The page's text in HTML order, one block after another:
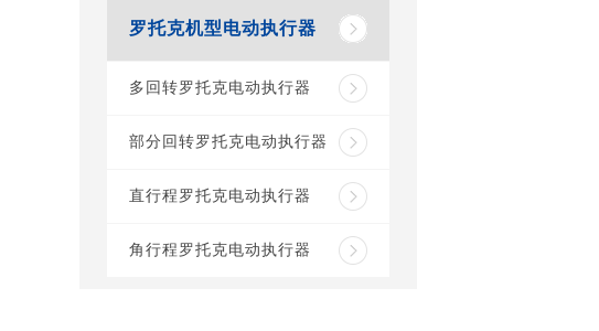
罗托克机型电动执行器
多回转罗托克电动执行器
部分回转罗托克电动执行器
直行程罗托克电动执行器
角行程罗托克电动执行器